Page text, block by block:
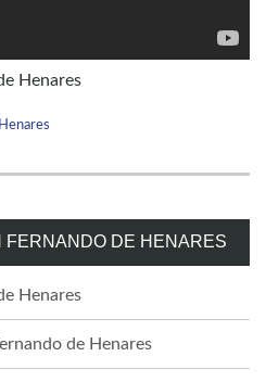
Henares
FERNANDO DE HENARES
Henares
de Henares